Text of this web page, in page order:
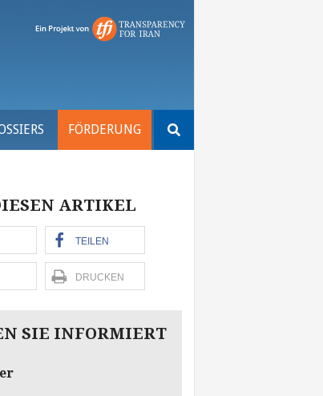
FÖRDERUNG
nach:
ARTIKEL
TEILEN
DRUCKEN
SIE INFORMIERT